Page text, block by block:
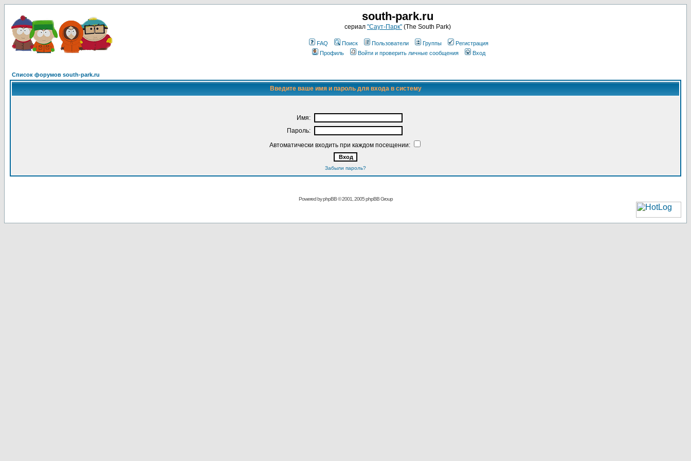
south-park.ru
сериал "Саут-Парк" (The South Park)
FAQ Поиск Пользователи Группы
Регистрация
Профиль
Войти и проверить личные сообщения Вход
Список форумов south-park.ru
Введите ваше имя и пароль для входа в систему
Имя:
Пароль:
Автоматически входить при каждом посещении:
Забыли пароль?
Powered byphpBB© 2001, 2005 phpBB Group